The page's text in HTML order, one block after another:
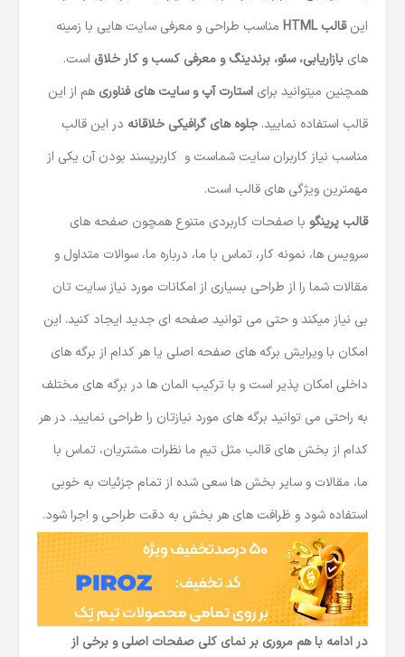
اینقالب HTML
مناسب طراحی و معرفی سایت هایی با زمینه
های بازاریابی، سئو، برندینگ و معرفی کسب و کار خلاق است.
همچنین میتوانید برای استارت آپ و سایت های فناوری هم از این
قالب استفاده نمایید. جلوه های گرافیکی خلاقانه در این قالب
مناسب نیاز کاربران سایت شماست و کاربرپسند بودن آن یکی از
مهمترین ویژگی های قالب است.
قالب پرینگو با صفحات کاربردی متنوع همچون صفحه های
سرویس ها، نمونه کار، تماس با ما، درباره ما، سوالات متداول و
مقالات شما را از طراحی بسیاری از امکانات مورد نیاز سایت تان
بی نیاز میکند و حتی می توانید صفحه ای جدید ایجاد کنید. این
امکان با ویرایش برگه های صفحه اصلی یا هر کدام از برگه های
داخلی امکان پذیر است و با ترکیب المان ها در برگه های مختلف
به راحتی می توانید برگه های مورد نیازتان را طراحی نمایید. در هر
کدام از بخش های قالب مثل تیم ما نظرات مشتریان، تماس با
ما، مقالات و سایر بخش ها سعی شده از تمام جزئیات به خوبی
استفاده شود و ظرافت های هر بخش به دقت طراحی و اجرا شود.
در ادامه با هم مروری بر نمای کلی صفحات اصلی و برخی از